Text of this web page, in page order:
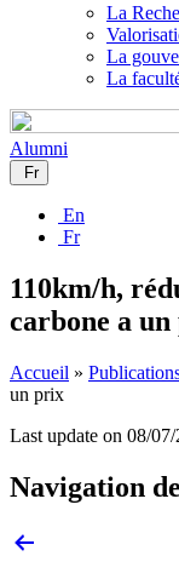
La
La
La
Alumni
Fr
En
Fr
110km/h,
carbone a
Accueil »
un prix
Last update on 08/
Navigation